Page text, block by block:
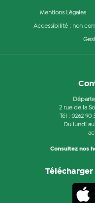
Mentions Légales
Accessibilité : non
2 rue de la
Tél : 0262 90
Du lundi
Consultez nos